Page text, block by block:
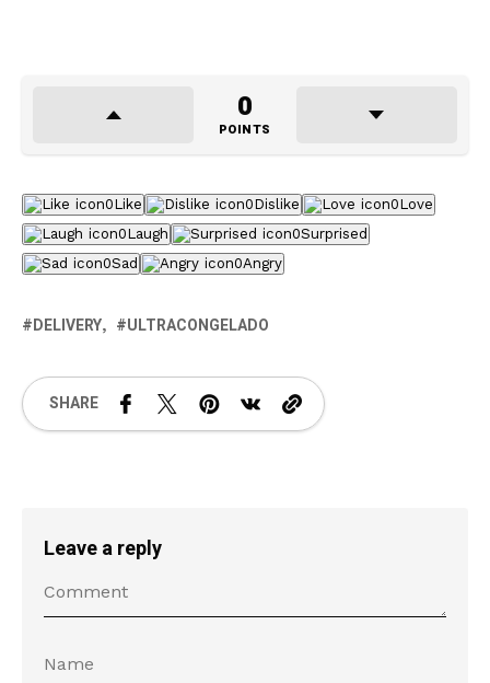
0
POINTS
0Like 0Dislike 0Love
0Laugh 0Surprised
0Sad 0Angry
DELIVERY ULTRACONGELADO
SHARE
Leave a reply